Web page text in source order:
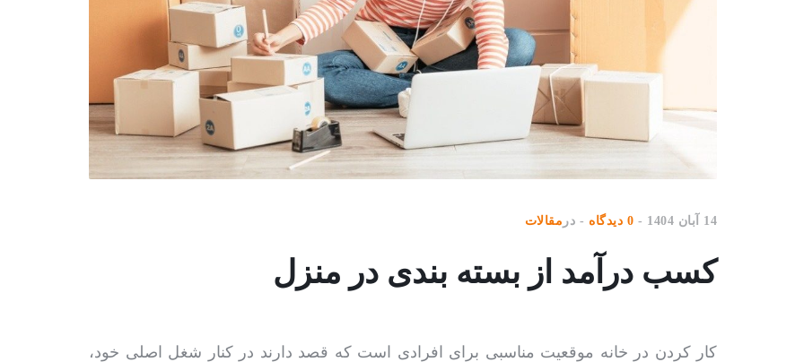
14 آبان 1404 0 دیدگاه در مقالات
کسب درآمد از بسته بندی در منزل
کار کردن در خانه موقعیت مناسبی برای افرادی است که قصد دارند در کنار شغل اصلی خود،